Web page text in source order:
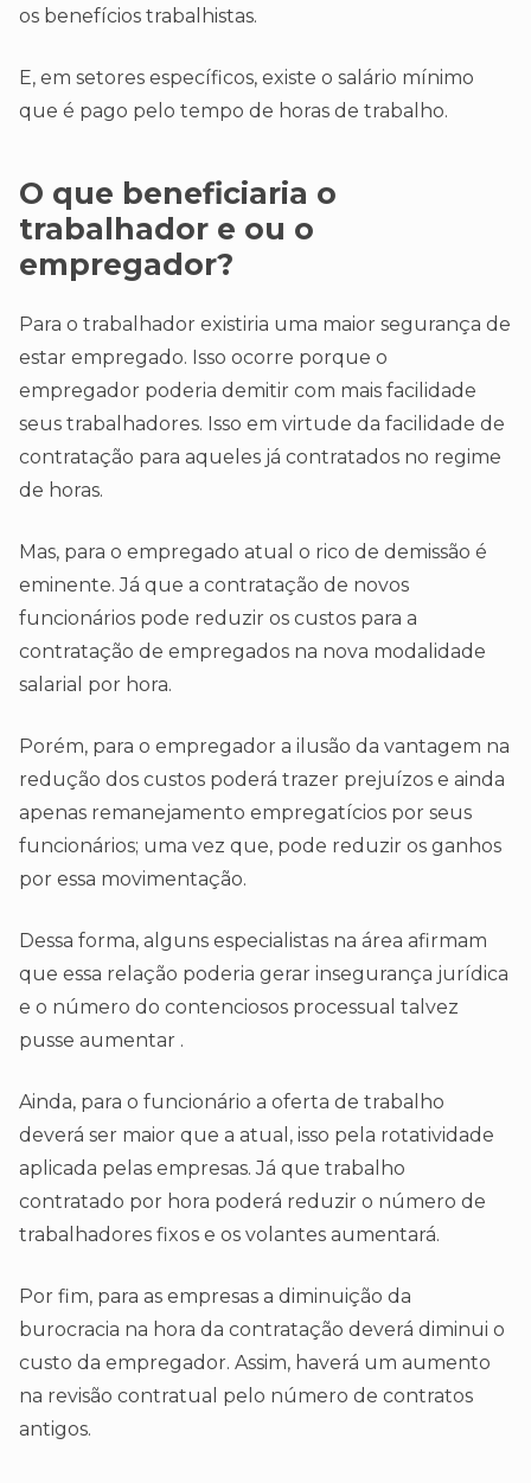
os benefícios trabalhistas.
E, em setores específicos, existe o salário mínimo
que é pago pelo tempo de horas de trabalho.
O que beneficiaria o
trabalhador e ou o
empregador?
Para o trabalhador existiria uma maior segurança de
estar empregado. Isso ocorre porque o
empregador poderia demitir com mais facilidade
seus trabalhadores. Isso em virtude da facilidade de
contratação para aqueles já contratados no regime
de horas.
Mas, para o empregado atual o rico de demissão é
eminente. Já que a contratação de novos
funcionários pode reduzir os custos para a
contratação de empregados na nova modalidade
salarial por hora.
Porém, para o empregador a ilusão da vantagem na
redução dos custos poderá trazer prejuízos e ainda
apenas remanejamento empregatícios por seus
funcionários; uma vez que, pode reduzir os ganhos
por essa movimentação.
Dessa forma, alguns especialistas na área afirmam
que essa relação poderia gerar insegurança jurídica
e o número do contenciosos processual talvez
pusse aumentar .
Ainda, para o funcionário a oferta de trabalho
deverá ser maior que a atual, isso pela rotatividade
aplicada pelas empresas. Já que trabalho
contratado por hora poderá reduzir o número de
trabalhadores fixos e os volantes aumentará.
Por fim, para as empresas a diminuição da
burocracia na hora da contratação deverá diminui o
custo da empregador. Assim, haverá um aumento
na revisão contratual pelo número de contratos
antigos.